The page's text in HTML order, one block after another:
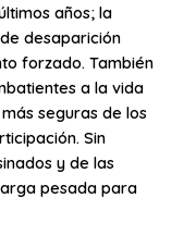
años; la
desaparición
forzado. También
a la vida
seguras de los
Sin
y de las
pesada para